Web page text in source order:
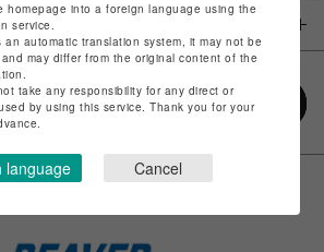
homepage into a foreign language using the
service.
an automatic translation system, it may not be
may differ from the original content of the
take any responsibility for any direct or
by using this service. Thank you for your
language Cancel